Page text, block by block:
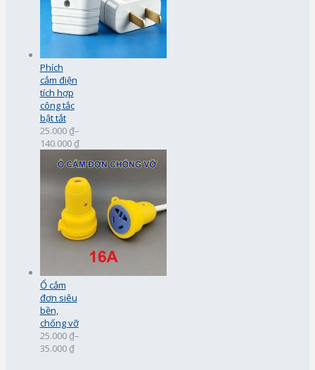
Phích
cắm điện
tích hợp
công tắc
bật tắt
25.000 ₫–
140.000 ₫
Ổ cắm
đơn siêu
bền,
chống vỡ
25.000 ₫–
35.000 ₫